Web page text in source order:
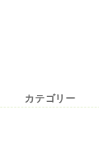
カテゴリー